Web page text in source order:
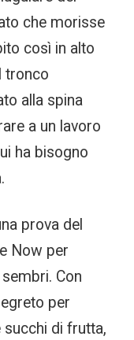
che morisse
così in alto
tronco
alla spina
a un lavoro
ha bisogno
prova del
Now per
Con
per
di frutta,